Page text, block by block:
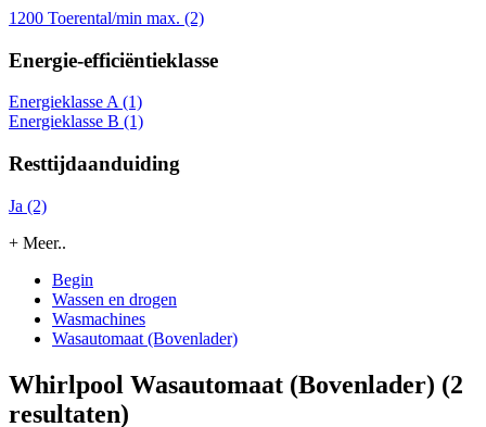
1200 Toerental/min max. (2)
Energie-efficiëntieklasse
Energieklasse A (1)
Energieklasse B (1)
Resttijdaanduiding
Ja (2)
+ Meer..
Begin
Wassen en drogen
Wasmachines
Wasautomaat (Bovenlader)
Whirlpool Wasautomaat (Bovenlader) (2
resultaten)